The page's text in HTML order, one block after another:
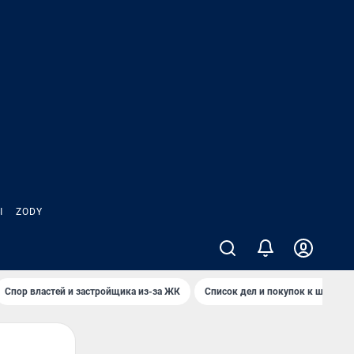
ZODY
Спор властей и застройщика из-за ЖК Список дел и покупок к школе